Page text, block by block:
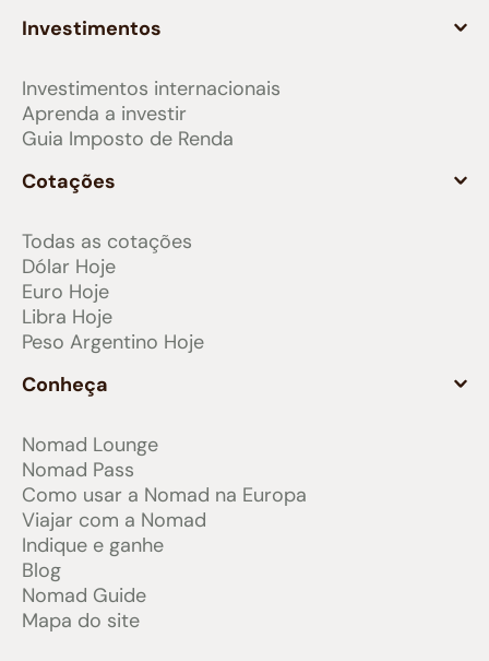
Investimentos
Investimentos internacionais
Aprenda a investir
Guia Imposto de Renda
Cotações
Todas as cotações
Dólar Hoje
Euro Hoje
Libra Hoje
Peso Argentino Hoje
Conheça
Nomad Lounge
Nomad Pass
Como usar a Nomad na Europa
Viajar com a Nomad
Indique e ganhe
Blog
Nomad Guide
Mapa do site